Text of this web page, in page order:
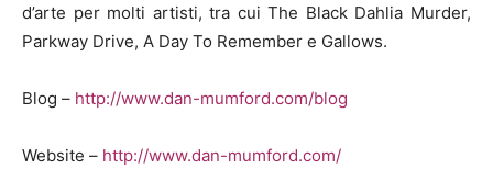
d’arte per molti artisti, tra cui The Black Dahlia Murder,
Parkway Drive, A Day To Remember e Gallows.
Blog – http://www.dan-mumford.com/blog
Website – http://www.dan-mumford.com/